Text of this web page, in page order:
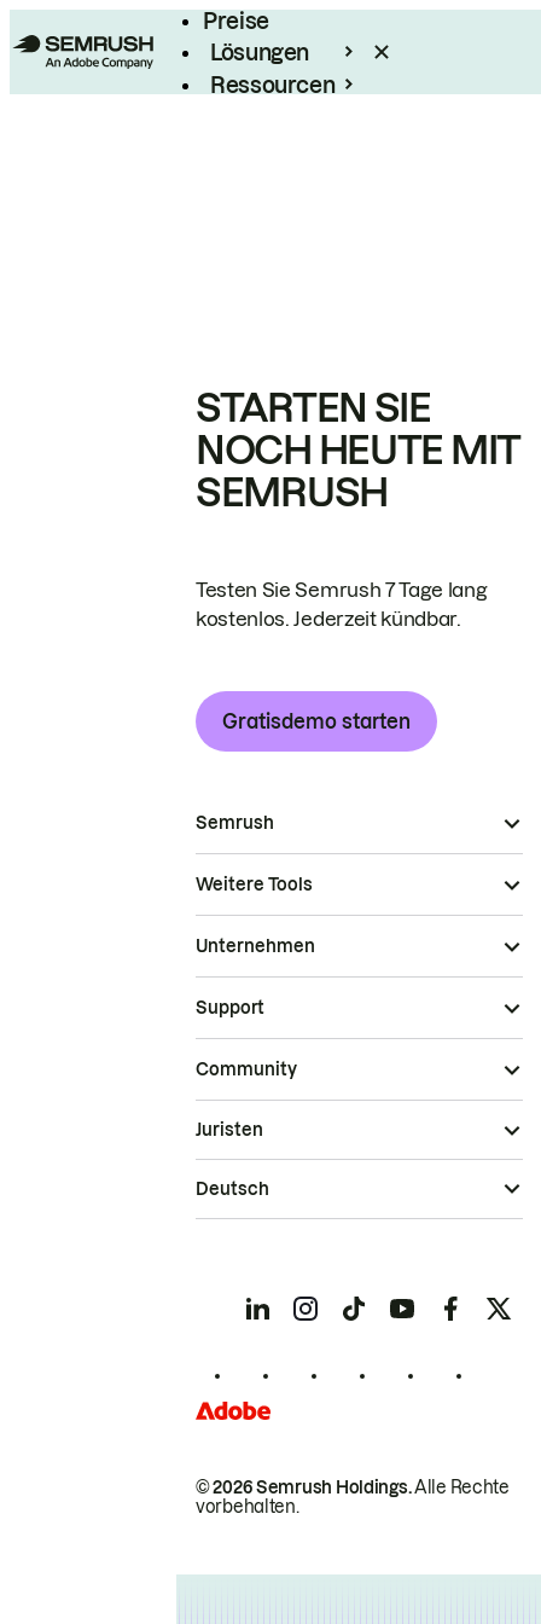
Preise
Lösungen
Ressourcen
STARTEN SIE
NOCH HEUTE MIT
SEMRUSH
Testen Sie Semrush 7 Tage lang
kostenlos. Jederzeit kündbar.
Gratisdemo starten
Semrush
Weitere Tools
Unternehmen
Support
Community
© 2026 Semrush Holdings.Alle Rechte
vorbehalten.
Juristen
Deutsch